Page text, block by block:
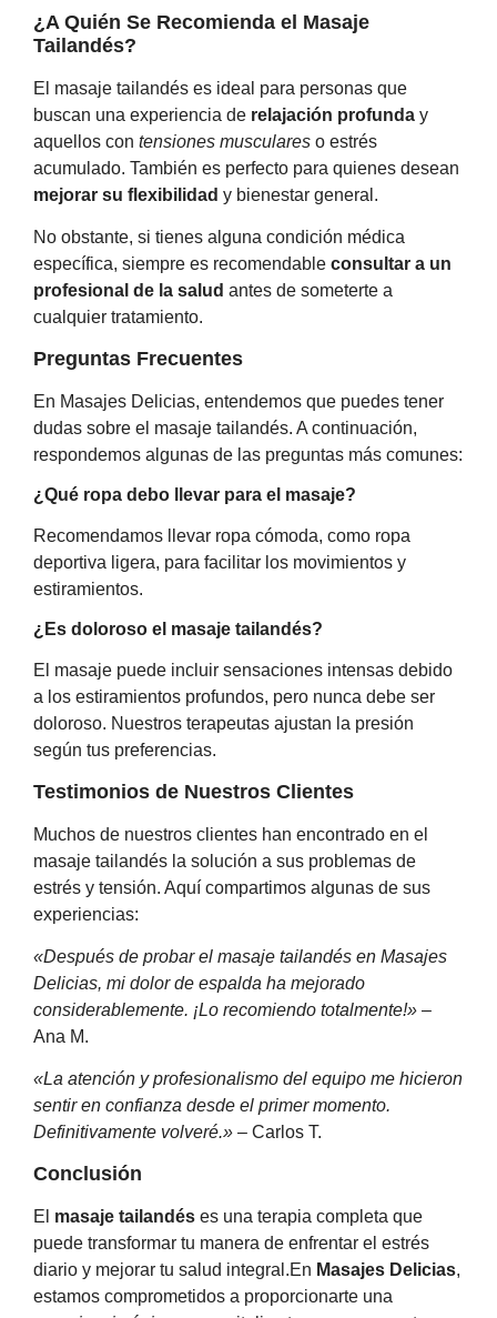
¿A Quién Se Recomienda el Masaje
Tailandés?
El masaje tailandés es ideal para personas que
buscan una experiencia de relajación profunda y
aquellos con tensiones musculares o estrés
acumulado. También es perfecto para quienes desean
mejorar su flexibilidad y bienestar general.
No obstante, si tienes alguna condición médica
específica, siempre es recomendable consultar a un
profesional de la salud antes de someterte a
cualquier tratamiento.
Preguntas Frecuentes
En Masajes Delicias, entendemos que puedes tener
dudas sobre el masaje tailandés. A continuación,
respondemos algunas de las preguntas más comunes:
¿Qué ropa debo llevar para el masaje?
Recomendamos llevar ropa cómoda, como ropa
deportiva ligera, para facilitar los movimientos y
estiramientos.
¿Es doloroso el masaje tailandés?
El masaje puede incluir sensaciones intensas debido
a los estiramientos profundos, pero nunca debe ser
doloroso. Nuestros terapeutas ajustan la presión
según tus preferencias.
Testimonios de Nuestros Clientes
Muchos de nuestros clientes han encontrado en el
masaje tailandés la solución a sus problemas de
estrés y tensión. Aquí compartimos algunas de sus
experiencias:
«Después de probar el masaje tailandés en Masajes
Delicias, mi dolor de espalda ha mejorado
considerablemente. ¡Lo recomiendo totalmente!» –
Ana M.
«La atención y profesionalismo del equipo me hicieron
sentir en confianza desde el primer momento.
Definitivamente volveré.» – Carlos T.
Conclusión
El masaje tailandés es una terapia completa que
puede transformar tu manera de enfrentar el estrés
diario y mejorar tu salud integral.En Masajes Delicias,
estamos comprometidos a proporcionarte una